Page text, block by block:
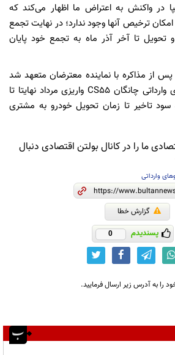
در واکنش به اعتراض ما اظهار می‌کند که
ترخیص آنها وجود ندارد؛ در نهایت تجمع
و تحویل تا آخر آذر ماه به تجمع خود پایان
از مذاکره با نماینده معترضان متعهد شد
فاکتور و تحویل خودروهای وارداتی چانگان CS55 واریزی مرداد نهایتا تا
و سود تاخیر تا زمان تحویل خودرو به مشتری
ما را در کانال بولتن اقتصادی دنبال
وارداتی
گزارش خطا
پسندیدم 0
را به آدرس زیر ارسال فرمایید.